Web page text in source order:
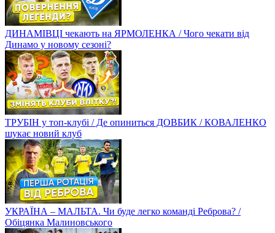
ДИНАМІВЦІ чекають на ЯРМОЛЕНКА / Чого чекати від
Динамо у новому сезоні?
ТРУБІН у топ-клубі / Де опиниться ДОВБИК / КОВАЛЕНКО
шукає новий клуб
УКРАЇНА – МАЛЬТА. Чи буде легко команді Реброва? /
Обіцянка Малиновського